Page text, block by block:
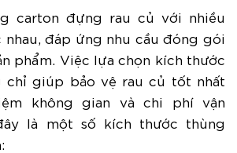
carton đựng rau củ với nhiều
nhau, đáp ứng nhu cầu đóng gói
phẩm. Việc lựa chọn kích thước
chỉ giúp bảo vệ rau củ tốt nhất
không gian và chi phí vận
là một số kích thước thùng